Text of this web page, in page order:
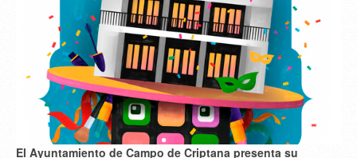
El Ayuntamiento de Campo de Criptana presenta su